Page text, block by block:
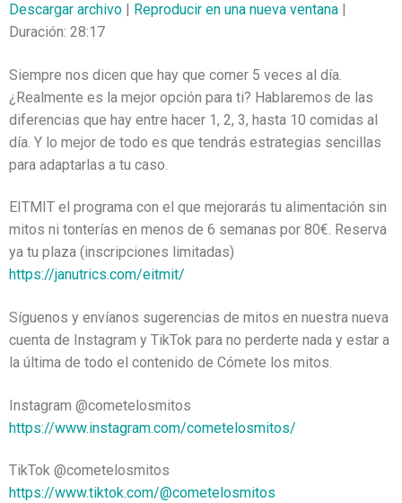
SHARE
LINK
EMBED
Descargar archivo | Reproducir en una nueva ventana |
Duración: 28:17
Siempre nos dicen que hay que comer 5 veces al día.
¿Realmente es la mejor opción para ti? Hablaremos de las
diferencias que hay entre hacer 1, 2, 3, hasta 10 comidas al
día. Y lo mejor de todo es que tendrás estrategias sencillas
para adaptarlas a tu caso.
EITMIT el programa con el que mejorarás tu alimentación sin
mitos ni tonterías en menos de 6 semanas por 80€. Reserva
ya tu plaza (inscripciones limitadas)
https://janutrics.com/eitmit/
Síguenos y envíanos sugerencias de mitos en nuestra nueva
cuenta de Instagram y TikTok para no perderte nada y estar a
la última de todo el contenido de Cómete los mitos.
Instagram @cometelosmitos
https://www.instagram.com/cometelosmitos/
TikTok @cometelosmitos
https://www.tiktok.com/@cometelosmitos